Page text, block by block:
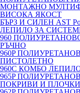
МОНТАЖНО
ВИСОКА ЯКОСТ
БЪРЗ И СИЛЕН AST
ЛЕПИЛО ЗА
960
РЪЧНО
960P
ПИСТОЛЕТНО
960C КОМБО
965P
ПОКРИВИ И ПЛОЧКИ